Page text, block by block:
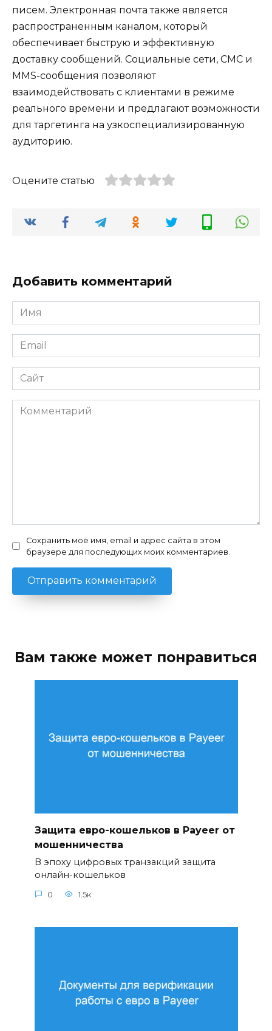
писем. Электронная почта также является
распространенным каналом, который
обеспечивает быструю и эффективную
доставку сообщений. Социальные сети, СМС и
MMS-сообщения позволяют
взаимодействовать с клиентами в режиме
реального времени и предлагают возможности
для таргетинга на узкоспециализированную
аудиторию.
Оцените статью
Добавить комментарий
Имя
*
Email
*
Сайт
Комментарий
Сохранить моё имя, email и адрес сайта в этом
браузере для последующих моих комментариев.
Вам также может понравиться
Защита евро-кошельков в Payeer от
мошенничества
В эпоху цифровых транзакций защита
онлайн-кошельков
0 1.5к.